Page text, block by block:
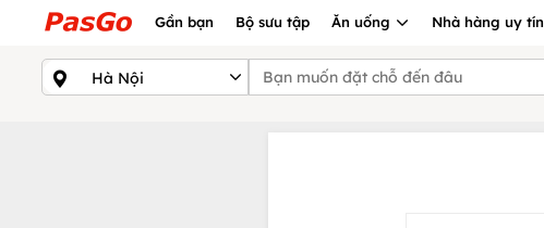
Gần bạn Bộ sưu tập Ăn uống Nhà hàng uy tín